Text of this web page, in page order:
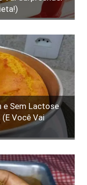
e Sem Lactose
Você Vai